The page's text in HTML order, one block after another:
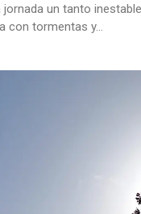
jornada un tanto
con tormentas y...